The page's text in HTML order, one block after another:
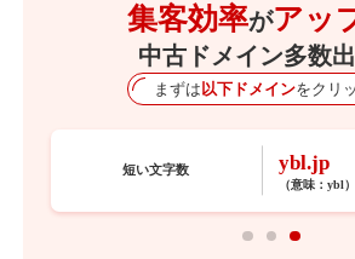
集客効率がアッ
中古ドメイン多数
まずは 以下ドメインをクリ
短い文字数 ybl.jp
（意味： ybl）